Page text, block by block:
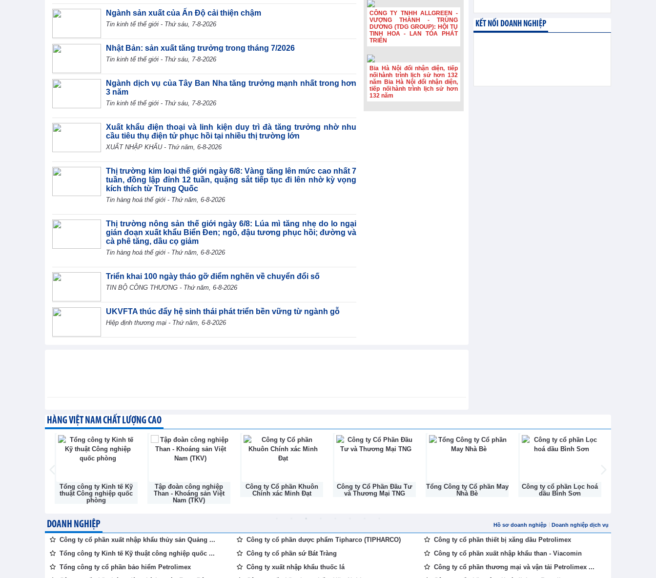
năm
Phiên họp Chính phủ thường kỳ
Đầu tư công tăng tốc, CC1 mở
Ngành sản xuất của Ấn Độ cải thiện chậm
Tin kinh tế thế giới - Thứ sáu, 7-8-2026
Nhật Bản: sản xuất tăng trưởng trong tháng 7/2026
Tin kinh tế thế giới - Thứ sáu, 7-8-2026
Ngành dịch vụ của Tây Ban Nha tăng trưởng mạnh nhất trong hơn
3 năm
Tin kinh tế thế giới - Thứ sáu, 7-8-2026
Xuất khẩu điện thoại và linh kiện duy trì đà tăng trưởng nhờ nhu
cầu tiêu thụ điện tử phục hồi tại nhiều thị trường lớn
XUẤT NHẬP KHẨU - Thứ năm, 6-8-2026
Thị trường kim loại thế giới ngày 6/8: Vàng tăng lên mức cao nhất 7
tuần, đồng lập đỉnh 12 tuần, quặng sắt tiếp tục đi lên nhờ kỳ vọng
kích thích từ Trung Quốc
Tin hàng hoá thế giới - Thứ năm, 6-8-2026
Thị trường nông sản thế giới ngày 6/8: Lúa mì tăng nhẹ do lo ngại
gián đoạn xuất khẩu Biển Đen; ngô, đậu tương phục hồi; đường và
cà phê tăng, dầu cọ giảm
Tin hàng hoá thế giới - Thứ năm, 6-8-2026
Triển khai 100 ngày tháo gỡ điểm nghẽn về chuyển đổi số
TIN BỘ CÔNG THƯƠNG - Thứ năm, 6-8-2026
UKVFTA thúc đẩy hệ sinh thái phát triển bền vững từ ngành gỗ
Hiệp định thương mại - Thứ năm, 6-8-2026
Nghị quyết số 20-NQ/TW: Nâng tầm thương hiệu du lịch biển Việt
TIN BỘ CÔNG THƯƠNG - Thứ năm, 6-8-2026
CÔNG TY TNHH ALLGREEN -
VƯỢNG THÀNH - TRÙNG
DƯƠNG (TDG GROUP): HỘI TỤ
TINH HOA - LAN TỎA PHÁT
TRIỂN
Bia Hà Nội đổi nhận diện, tiếp
nối hành trình lịch sử hơn 132
năm Bia Hà Nội đổi nhận diện,
tiếp nối hành trình lịch sử hơn
132 năm
KẾT NỐI DOANH NGHIỆP
HÀNG VIỆT NAM CHẤT LƯỢNG CAO
Tổng công ty Kinh tế Kỹ
thuật Công nghiệp quốc
phòng
Tập đoàn công nghiệp
Than - Khoáng sản Việt
Nam (TKV)
Công ty Cổ phần Khuôn
Chính xác Minh Đạt
Công ty Cổ Phần Đầu Tư
và Thương Mại TNG
Tổng Công ty Cổ phần May
Nhà Bè
Công ty cổ phần Lọc hoá
dầu Bình Sơn
DOANH NGHIỆP Hồ sơ doanh nghiệp Doanh nghiệp dịch vụ
Công ty cổ phần xuất nhập khẩu thủy sản Quảng ...
Tổng công ty Kinh tế Kỹ thuật công nghiệp quốc ...
Tổng công ty cổ phần bảo hiểm Petrolimex
Công ty cổ phần dược phẩm Tipharco (TIPHARCO)
Công ty cổ phần sứ Bát Tràng
Công ty xuất nhập khẩu thuốc lá
Công ty cổ phần thiết bị xăng dầu Petrolimex
Công ty cổ phần xuất nhập khẩu than - Viacomin
Công ty cổ phần thương mại và vận tải Petrolimex ...